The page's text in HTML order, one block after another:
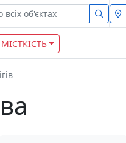
МІСТКІСТЬ